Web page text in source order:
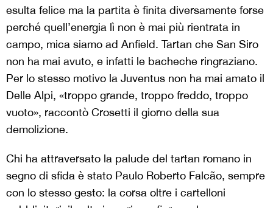
esulta felice ma la partita è finita diversamente forse
perché quell’energia lì non è mai più rientrata in
campo, mica siamo ad Anfield. Tartan che San Siro
non ha mai avuto, e infatti le bacheche ringraziano.
Per lo stesso motivo la Juventus non ha mai amato il
Delle Alpi, «troppo grande, troppo freddo, troppo
vuoto», raccontò Crosetti il giorno della sua
demolizione.
Chi ha attraversato la palude del tartan romano in
segno di sfida è stato Paulo Roberto Falcão, sempre
con lo stesso gesto: la corsa oltre i cartelloni